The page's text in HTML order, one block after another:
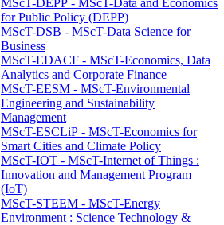
MScT-DEPP - MScT-Data and Economics
for Public Policy (DEPP)
MScT-DSB - MScT-Data Science for
Business
MScT-EDACF - MScT-Economics, Data
Analytics and Corporate Finance
MScT-EESM - MScT-Environmental
Engineering and Sustainability
Management
MScT-ESCLiP - MScT-Economics for
Smart Cities and Climate Policy
MScT-IOT - MScT-Internet of Things :
Innovation and Management Program
(IoT)
MScT-STEEM - MScT-Energy
Environment : Science Technology &